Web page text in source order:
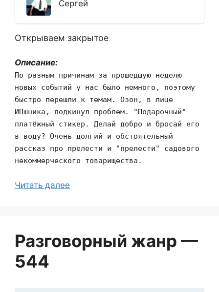
Сергей
Открываем закрытое
Описание:
По разным причинам за прошедшую неделю
новых событий у нас было немного, поэтому
быстро перешли к темам. Озон, в лице
ИПшника, подкинул проблем. "Подарочный"
платёжный стикер. Делай добро и бросай его
в воду? Очень долгий и обстоятельный
рассказ про прелести и "прелести" садового
некоммерческого товарищества.
Читать далее
Разговорный жанр —
544